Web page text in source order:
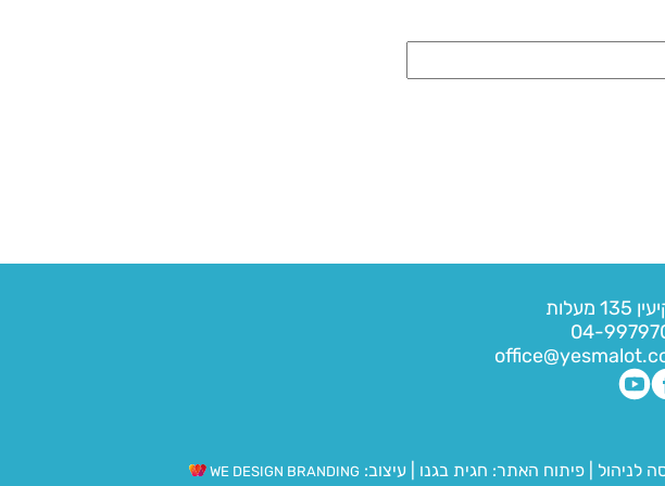
מעלות
04-
לניהול פיתוח האתר: חגית בגנו עיצוב: WE DESIGN BRANDING